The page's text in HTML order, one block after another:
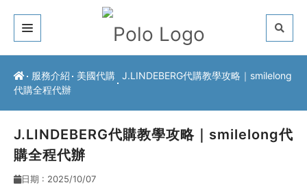
關於我們
服務介紹
常見問題
服務介紹 美國代購 J.LINDEBERG代購教學攻略｜smilelong
代購全程代辦
J.LINDEBERG代購教學攻略｜smilelong代
購全程代辦
日期 : 2025/10/07